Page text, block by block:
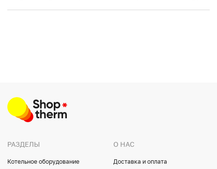
РАЗДЕЛЫ
Котельное оборудование
О НАС
Доставка и оплата